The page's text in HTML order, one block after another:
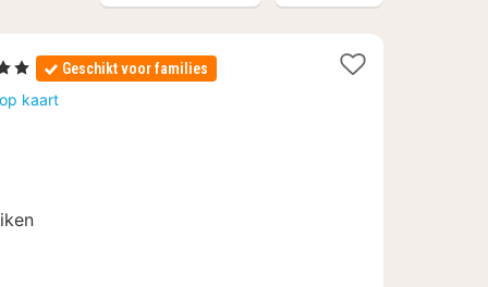
Geschikt voor families
kaart